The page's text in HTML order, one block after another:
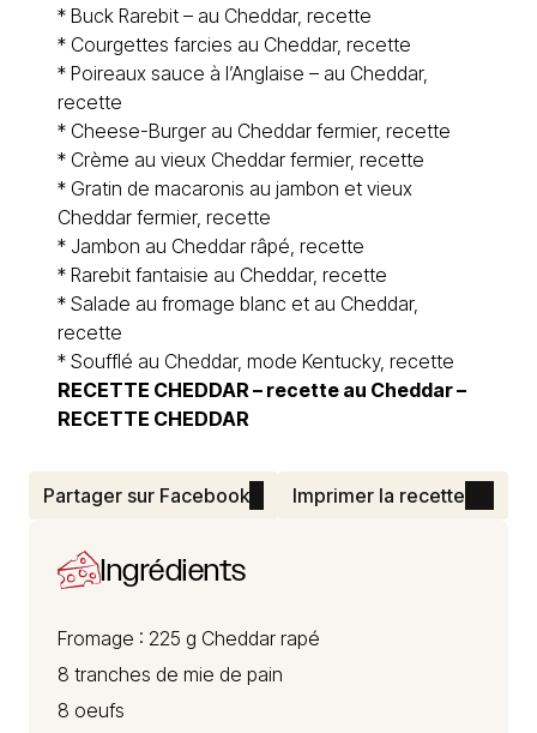
* Buck Rarebit – au Cheddar, recette
* Courgettes farcies au Cheddar, recette
* Poireaux sauce à l’Anglaise – au Cheddar,
recette
* Cheese-Burger au Cheddar fermier, recette
* Crème au vieux Cheddar fermier, recette
* Gratin de macaronis au jambon et vieux
Cheddar fermier, recette
* Jambon au Cheddar râpé, recette
* Rarebit fantaisie au Cheddar, recette
* Salade au fromage blanc et au Cheddar,
recette
* Soufflé au Cheddar, mode Kentucky, recette
RECETTE CHEDDAR – recette au Cheddar –
RECETTE CHEDDAR
Partager sur Facebook Imprimer la recette
Ingrédients
Fromage : 225 g Cheddar rapé
8 tranches de mie de pain
8 oeufs